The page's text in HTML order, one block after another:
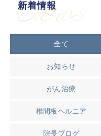
新着情報
NEWS
全て
お知らせ
がん治療
椎間板ヘルニア
院長ブログ